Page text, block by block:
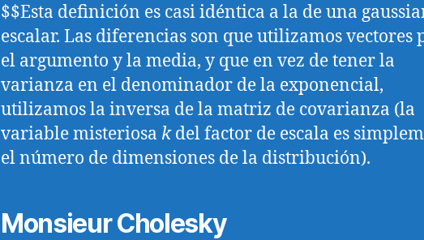
$$Esta definición es casi idéntica a la de una
escalar. Las diferencias son que utilizamos vectores
el argumento y la media, y que en vez de tener la
varianza en el denominador de la exponencial,
utilizamos la inversa de la matriz de covarianza (la
variable misteriosa kdel factor de escala es
el número de dimensiones de la distribución).
Monsieur Cholesky